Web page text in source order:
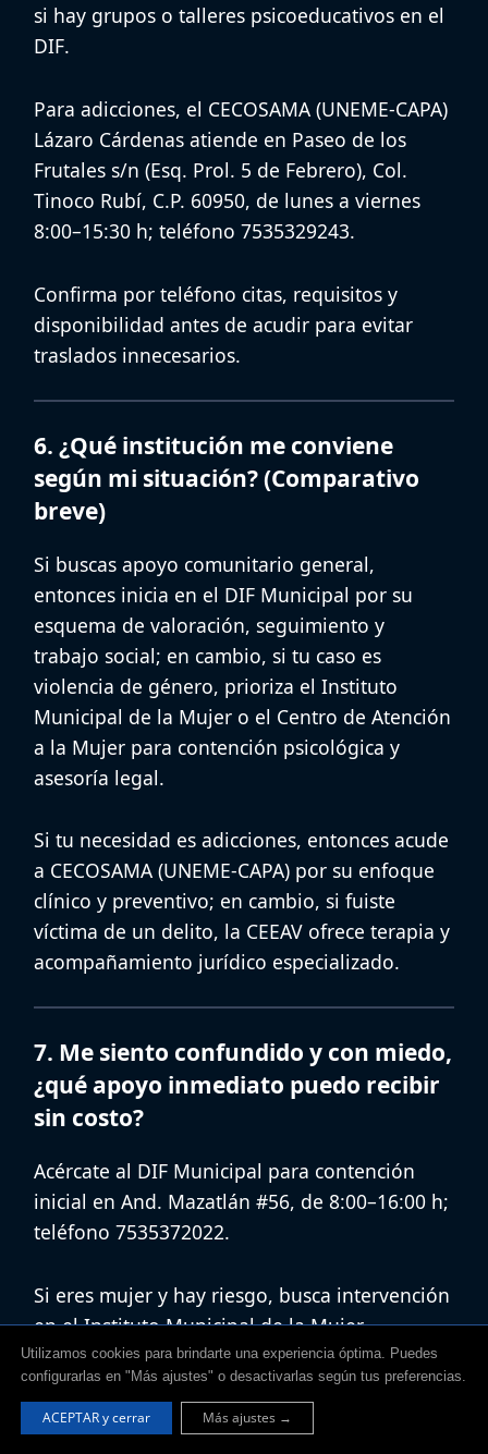
si hay grupos o talleres psicoeducativos en el
DIF.
Para adicciones, el CECOSAMA (UNEME-CAPA)
Lázaro Cárdenas atiende en Paseo de los
Frutales s/n (Esq. Prol. 5 de Febrero), Col.
Tinoco Rubí, C.P. 60950, de lunes a viernes
8:00–15:30 h; teléfono 7535329243.
Confirma por teléfono citas, requisitos y
disponibilidad antes de acudir para evitar
traslados innecesarios.
6. ¿Qué institución me conviene
según mi situación? (Comparativo
breve)
Si buscas apoyo comunitario general,
entonces inicia en el DIF Municipal por su
esquema de valoración, seguimiento y
trabajo social; en cambio, si tu caso es
violencia de género, prioriza el Instituto
Municipal de la Mujer o el Centro de Atención
a la Mujer para contención psicológica y
asesoría legal.
Si tu necesidad es adicciones, entonces acude
a CECOSAMA (UNEME-CAPA) por su enfoque
clínico y preventivo; en cambio, si fuiste
víctima de un delito, la CEEAV ofrece terapia y
acompañamiento jurídico especializado.
7. Me siento confundido y con miedo,
¿qué apoyo inmediato puedo recibir
sin costo?
Acércate al DIF Municipal para contención
inicial en And. Mazatlán #56, de 8:00–16:00 h;
teléfono 7535372022.
Si eres mujer y hay riesgo, busca intervención
en elInstituto Municipal de la Mujer
(7535403300,7535320153) o en elCentro de
Atención a la Mujer enAnd. Mazatlán #56,
8:00–16:00 h.
Utilizamos cookies para brindarte una experiencia óptima. Puedes
configurarlas en "Más ajustes" o desactivarlas según tus preferencias.
ACEPTAR y cerrar Más ajustes →